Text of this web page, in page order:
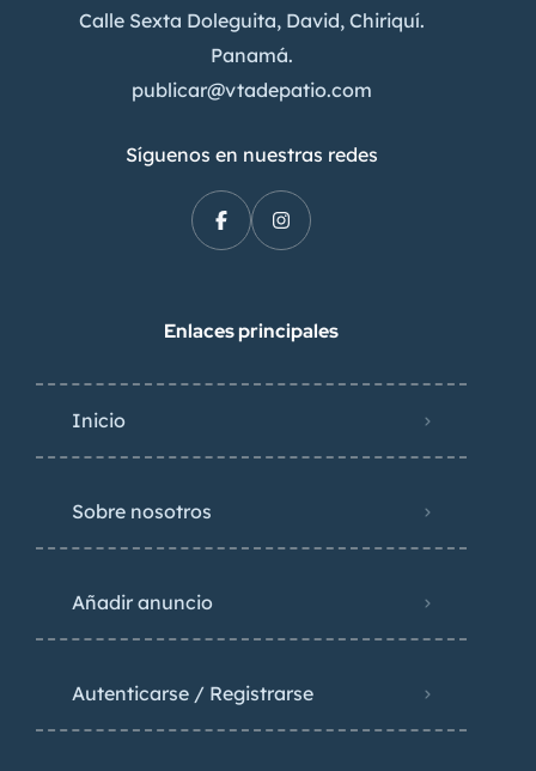
Calle Sexta Doleguita, David, Chiriquí.
Panamá.
publicar@vtadepatio.com
Síguenos en nuestras redes
Enlaces principales
Inicio
Sobre nosotros
Añadir anuncio
Autenticarse / Registrarse